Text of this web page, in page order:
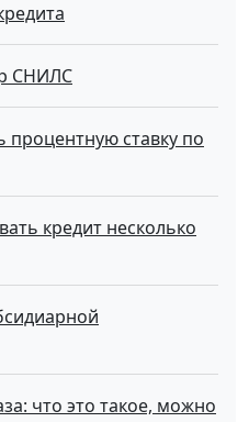
СНИЛС
ставку по
кредит несколько
что это такое, можно